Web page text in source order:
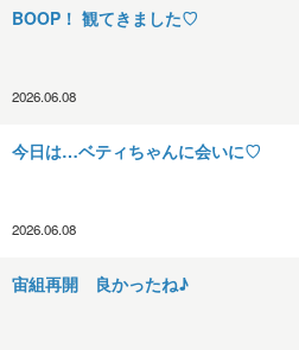
BOOP！ 観てきました♡
2026.06.08
今日は…ベティちゃんに会いに♡
2026.06.08
宙組再開 良かったね♪